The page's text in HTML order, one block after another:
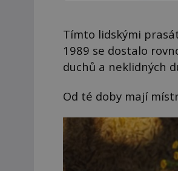
Tímto lidskými
1989 se dostalo
duchů a neklidných
Od té doby mají